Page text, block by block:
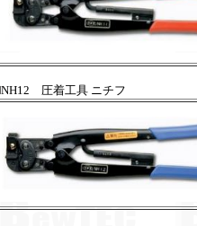
NH12 圧着工具 ニチフ